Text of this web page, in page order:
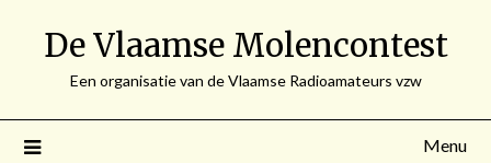
De Vlaamse Molencontest
Een organisatie van de Vlaamse Radioamateurs vzw
Menu